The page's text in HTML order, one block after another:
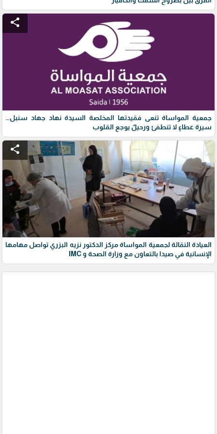
share
جمعية المواساة تنعى فقيدتها المخلصة السيدة نهاد جهاد سنبل…
سيرة عطاءٍ لا تنطفئ ورحيلٌ يوجع القلوب
share
العيادة النقالة لجمعية المواساة مركز الدكتور نزيه البزري تواصل مهامها
الإنسانية في صيدا بالتعاون مع وزارة الصحة و IMC